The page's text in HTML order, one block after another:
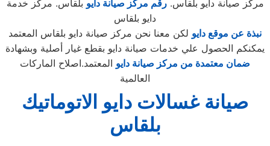
مركز صيانة دايو بلقاس.رقم مركز صيانة دايو بلقاس. مركز خدمة
دايو بلقاس
نبذة عن موقع دايو لكن معنا نحن مركز صيانة دايو بلقاس المعتمد
يمكنكم الحصول علي خدمات صيانة دايو بقطع غيار أصلية وبشهادة
ضمان معتمدة من مركز صيانة دايو المعتمد.اصلاح الماركات
العالمية
صيانة غسالات دايو الاتوماتيك
بلقاس